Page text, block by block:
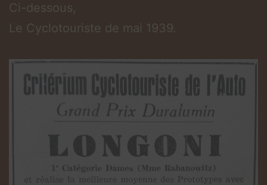
Ci-dessous,
Le Cyclotouriste de mai 1939.